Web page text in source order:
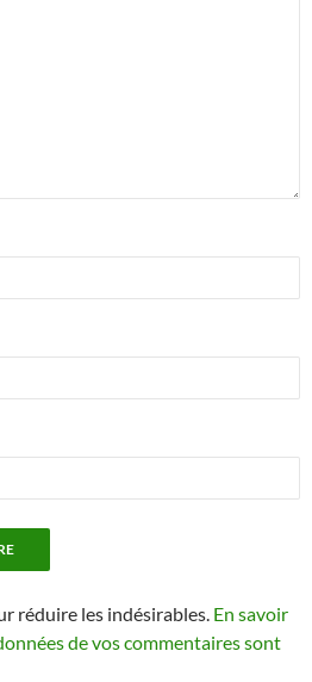
réduire les indésirables. En savoir
de vos commentaires sont